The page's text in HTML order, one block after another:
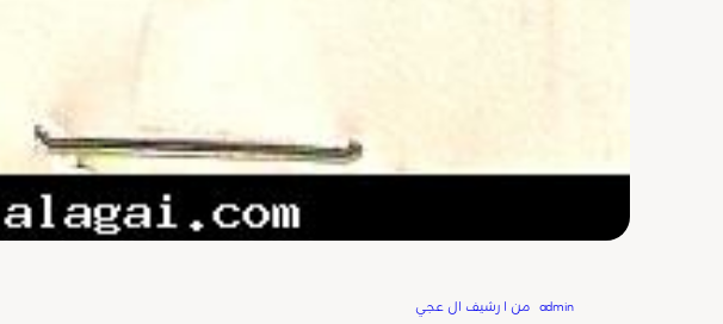
admin
inمن ا رشيف ال عجي